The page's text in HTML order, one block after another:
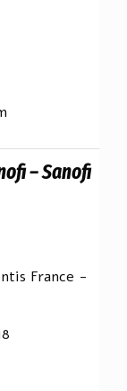
– Sanofi
France -